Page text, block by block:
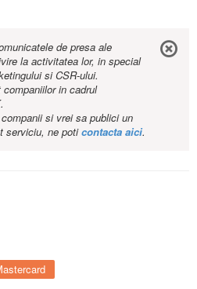
de presa ale
la activitatea lor, in special
si CSR-ului.
in cadrul
si vrei sa publici un
serviciu, ne poticontacta aici.